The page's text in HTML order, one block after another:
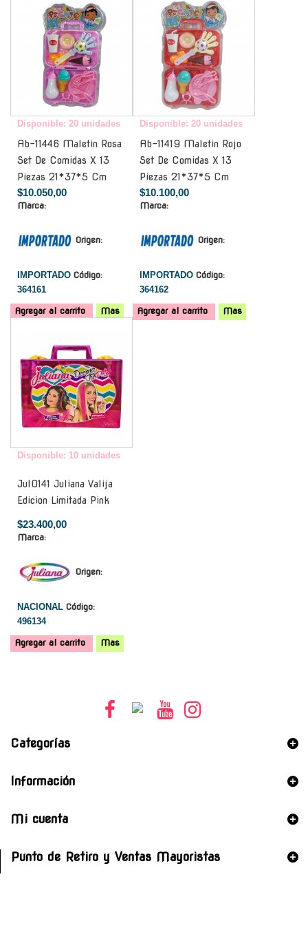
Disponible: 20 unidades
Ab-11446 Maletin Rosa
Set De Comidas X 13
Piezas 21*37*5 Cm
$10.050,00
Marca:
Origen:
IMPORTADO Código:
364161
Agregar al carrito Mas
Disponible: 20 unidades
Ab-11419 Maletin Rojo
Set De Comidas X 13
Piezas 21*37*5 Cm
$10.100,00
Marca:
Origen:
IMPORTADO Código:
364162
Agregar al carrito
Mas
Disponible: 10 unidades
Jul0141 Juliana Valija
Edicion Limitada Pink
$23.400,00
Marca:
Origen:
NACIONAL Código:
496134
Agregar al carrito Mas
Categorías
Información
Mi cuenta
Punto de Retiro y Ventas Mayoristas